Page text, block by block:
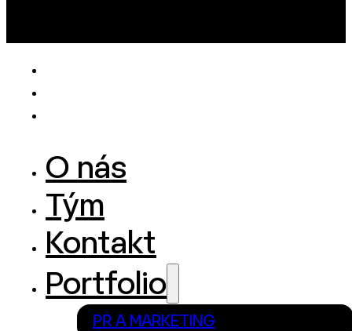
O nás
Tým
Kontakt
Portfolio
PR A MARKETING